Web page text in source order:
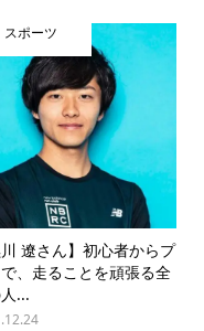
スポーツ
川 遼さん】初心者からプ
、走ることを頑張る全
...